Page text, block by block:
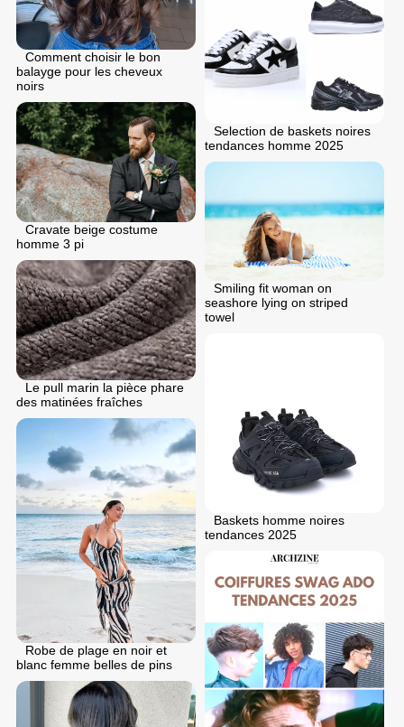
Comment choisir le bon
balayge pour les cheveux
noirs
Selection de baskets noires
tendances homme 2025
Cravate beige costume
homme 3 pi
Smiling fit woman on
seashore lying on striped
towel
Le pull marin la pièce phare
des matinées fraîches
Baskets homme noires
tendances 2025
Robe de plage en noir et
blanc femme belles de pins